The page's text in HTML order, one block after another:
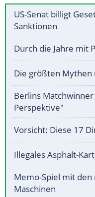
US-Senat billigt
Sanktionen
Durch die Jahre mit
Die größten
Berlins
Perspektive"
Vorsicht: Diese 17
Illegales Asphalt-
Memo-Spiel mit
Maschinen